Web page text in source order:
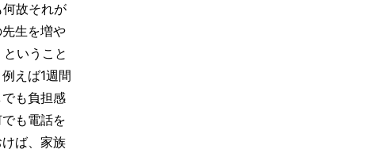
故それが
生を増や
いうこと
えば1週間
も負担感
も電話を
ば、家族